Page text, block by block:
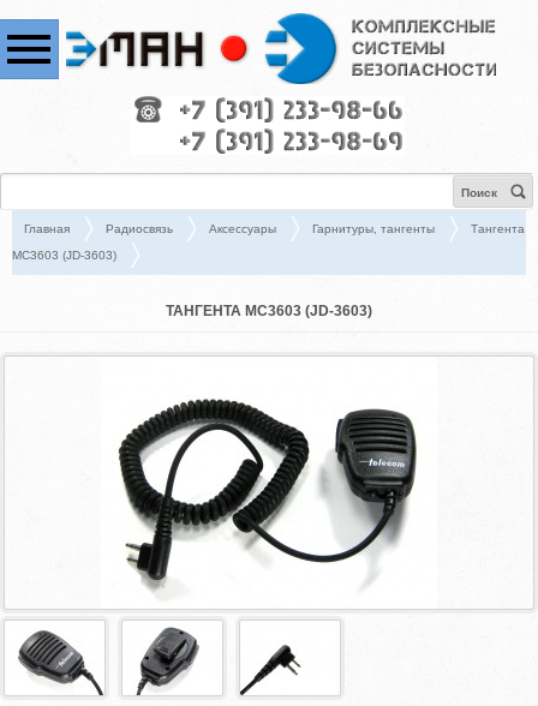
Поиск
Главная Радиосвязь Аксессуары Гарнитуры, тангенты
Тангента
MC3603 (JD-3603)
ТАНГЕНТА MC3603 (JD-3603)